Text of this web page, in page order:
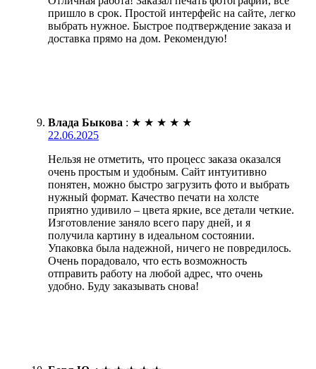
пришло в срок. Простой интерфейс на сайте, легко
выбрать нужное. Быстрое подтверждение заказа и
доставка прямо на дом. Рекомендую!
Влада Быкова : ★ ★ ★ ★ ★
22.06.2025
Нельзя не отметить, что процесс заказа оказался
очень простым и удобным. Сайт интуитивно
понятен, можно быстро загрузить фото и выбрать
нужный формат. Качество печати на холсте
приятно удивило – цвета яркие, все детали четкие.
Изготовление заняло всего пару дней, и я
получила картину в идеальном состоянии.
Упаковка была надежной, ничего не повредилось.
Очень порадовало, что есть возможность
отправить работу на любой адрес, что очень
удобно. Буду заказывать снова!